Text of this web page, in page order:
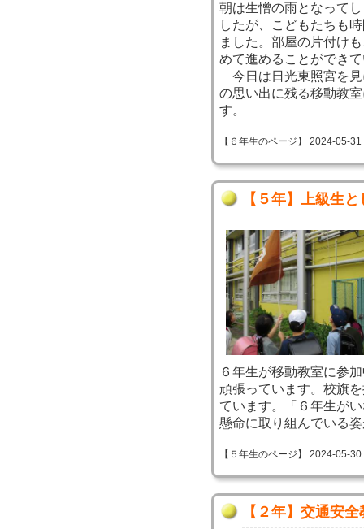
朝は生憎の雨となって
したが、こどもたちも
ました。部屋の片付け
めて進めることができ
今日は日光東照宮を見
の思い出に残る移動教
す。
【６年生のページ】 2024-05-
【５年】上級生
６年生が移動教室に参
頑張っています。校旗
ています。「６年生が
懸命に取り組んでいる
【５年生のページ】 2024-05-
【２年】交通安